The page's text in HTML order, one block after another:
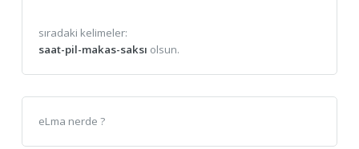
sıradaki kelimeler:
saat-pil-makas-saksı olsun.
eLma nerde ?